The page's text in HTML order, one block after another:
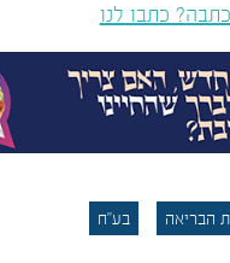
כתבו לנו
הבריאה בע"ח